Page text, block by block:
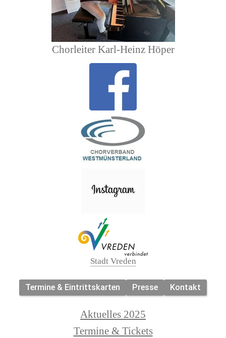
Chorleiter Karl-Heinz Höper
Stadt Vreden
Termine & Eintrittskarten Presse Kontakt
Aktuelles 2025
Termine & Tickets